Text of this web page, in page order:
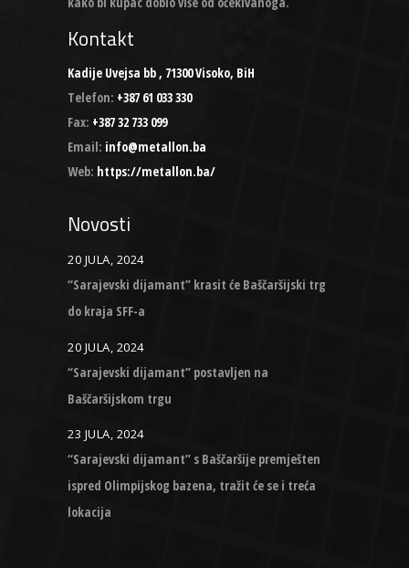
Kontakt
Kadije Uvejsa bb , 71300 Visoko, BiH
Telefon: +387 61 033 330
Fax: +387 32 733 099
Email: info@metallon.ba
Web: https://metallon.ba/
Novosti
20 JULA, 2024
“Sarajevski dijamant” krasit će Baščaršijski trg
do kraja SFF-a
20 JULA, 2024
“Sarajevski dijamant” postavljen na
Baščaršijskom trgu
23 JULA, 2024
“Sarajevski dijamant” s Baščaršije premješten
ispred Olimpijskog bazena, tražit će se i treća
lokacija